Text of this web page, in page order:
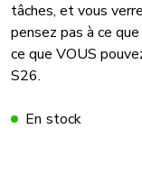
tâches, et vous
pensez pas à ce
ce que VOUS
S26.
En stock